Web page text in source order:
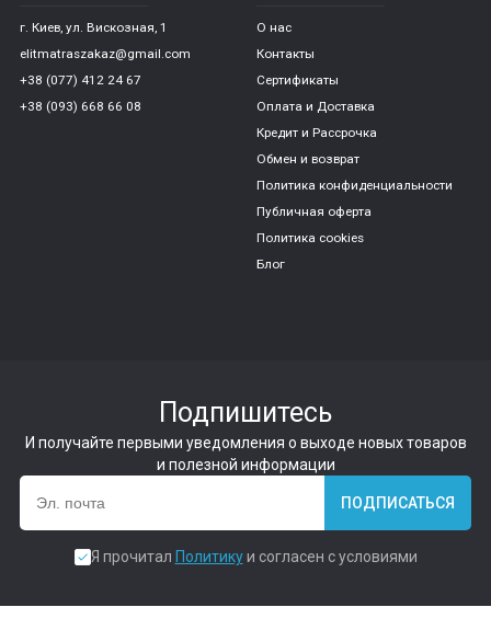
г. Киев, ул. Вискозная, 1
elitmatraszakaz@gmail.com
+38 (077) 412 24 67
+38 (093) 668 66 08
О нас
Контакты
Сертификаты
Оплата и Доставка
Кредит и Рассрочка
Обмен и возврат
Политика конфиденциальности
Публичная оферта
Политика cookies
Блог
Подпишитесь
И получайте первыми уведомления о выходе новых товаров
и полезной информации
ПОДПИСАТЬСЯ
Я прочитал Политикуи согласен с условиями